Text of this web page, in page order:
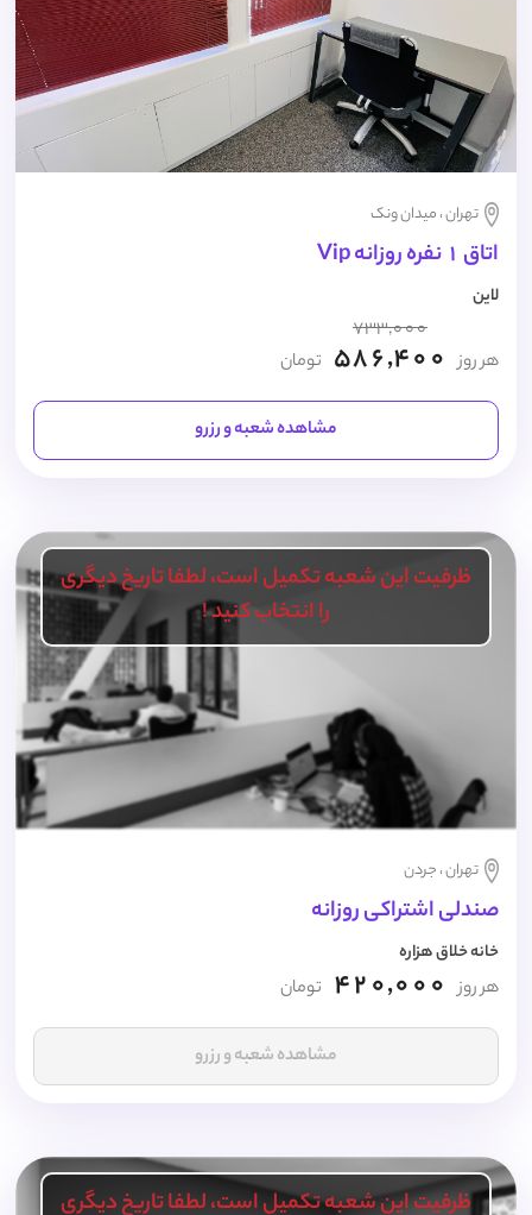
تهران ، میدان ونک
اتاق 1 نفره روزانه Vip
لاین
هر روز
733,000
586,400 تومان
مشاهده شعبه و رزرو
ظرفیت این شعبه تکمیل است، لطفا تاریخ دیگری
را انتخاب کنید !
تهران ، جردن
صندلی اشتراکی روزانه
خانه خلاق هزاره
هر روز 420,000 تومان
مشاهده شعبه و رزرو
ظرفیت این شعبه تکمیل است، لطفا تاریخ دیگری